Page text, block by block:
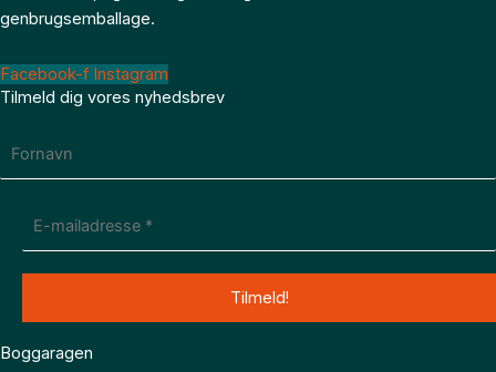
genbrugsemballage.
Facebook-f Instagram
Tilmeld dig vores nyhedsbrev
Boggaragen